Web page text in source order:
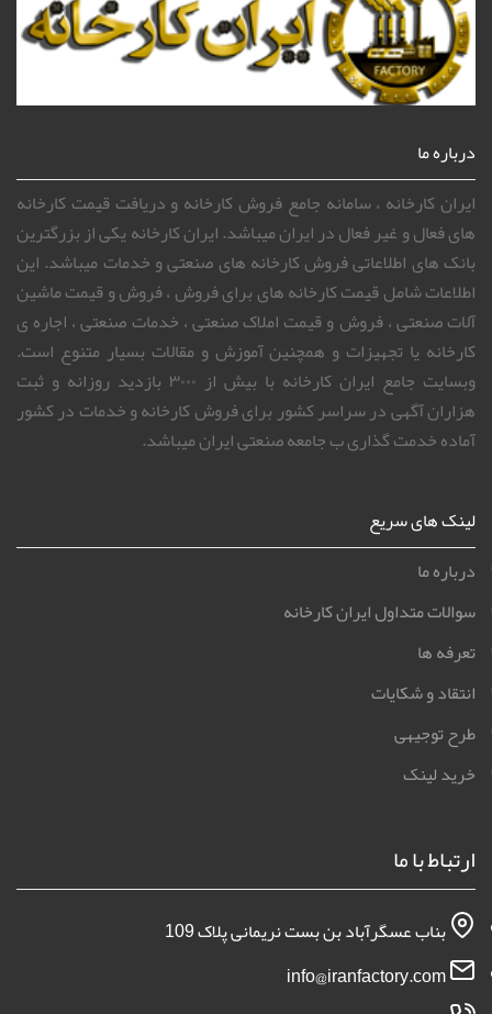
درباره ما
ایران کارخانه ، سامانه جامع فروش کارخانه و دریافت قیمت کارخانه
های فعال و غیر فعال در ایران میباشد. ایران کارخانه یکی از بزرگترین
بانک های اطلاعاتی فروش کارخانه های صنعتی و خدمات میباشد. این
اطلاعات شامل قیمت کارخانه های برای فروش ، فروش و قیمت ماشین
آلات صنعتی ، فروش و قیمت املاک صنعتی ، خدمات صنعتی ، اجاره ی
کارخانه یا تجهیزات و همچنین آموزش و مقالات بسیار متنوع است.
وبسایت جامع ایران کارخانه با بیش از ۳۰۰۰ بازدید روزانه و ثبت
هزاران آگهی در سراسر کشور برای فروش کارخانه و خدمات در کشور
آماده خدمت گذاری ب جامعه صنعتی ایران میباشد.
لینک های سریع
درباره ما
سوالات متداول ایران کارخانه
تعرفه ها
انتقاد و شکایات
طرح توجیهی
خرید لینک
ارتباط با ما
بناب عسگرآباد بن بست نریمانی پلاک 109